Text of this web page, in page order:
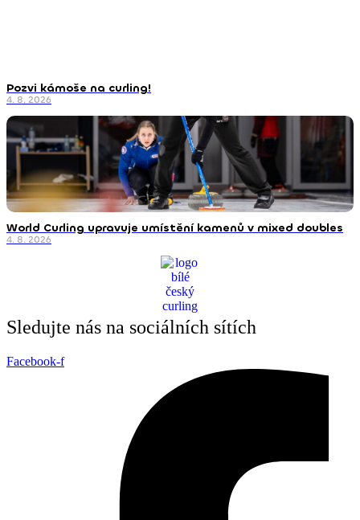
Pozvi kámoše na curling!
4. 8. 2026
World Curling upravuje umístění kamenů v mixed doubles
4. 8. 2026
Sledujte nás na sociálních sítích
Facebook-f